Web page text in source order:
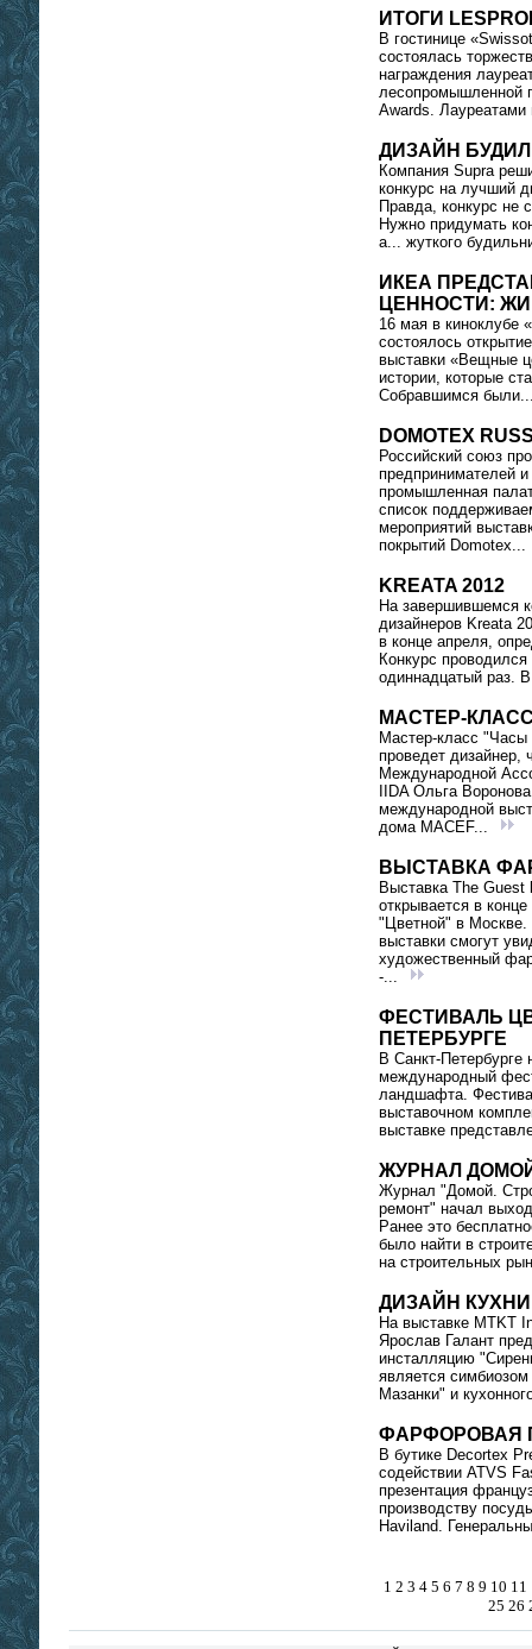
ИТОГИ
В гостинице
состоялась
награждения
лесопромышленной
Awards.
ДИЗАЙН
Компания Supra
конкурс на лучший
Правда, конкурс не
Нужно придумать
а... жуткого
ИКЕА
ЦЕННОСТИ:
16 мая в киноклубе
состоялось
выставки «Вещные
истории, которые
Собравшимся
DOMOTEX
Российский союз
предпринимателей и
промышленная
список
мероприятий
покрытий Domotex...
KREATA 2012
На завершившемся
дизайнеров Kreata
в конце апреля,
Конкурс
одиннадцатый раз.
МАСТЕР-
Мастер-класс "Часы
проведет дизайнер,
Международной
IIDA Ольга
международной
дома MACEF...
ВЫСТАВКА
Выставка The Guest
открывается в
"Цветной" в Москве.
выставки смогут
художественный
-...
ФЕСТИВАЛЬ
ПЕТЕРБУРГЕ
В Санкт-Петербурге
международный
ландшафта.
выставочном
выставке
ЖУРНАЛ
Журнал "Домой.
ремонт" начал
Ранее это
было найти в
на строительных
ДИЗАЙН
На выставке MTKT
Ярослав Галант
инсталляцию
является
Мазанки" и
ФАРФОРОВАЯ
В бутике Decortex
содействии ATVS
презентация
производству
Haviland.
1 2 3 4 5 6 7 8 9 10 11
25 26